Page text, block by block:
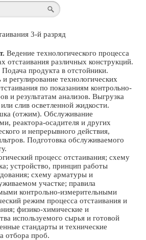
3-й разряд
Ведение технологического процесса
отстаивания различных конструкций.
продукта в отстойники.
регулирование технологических
по показаниям контрольно-
и результатам анализов. Выгрузка
слив осветленной жидкости.
(отжим). Обслуживание
реактора-осадителя и других
и непрерывного действия,
Подготовка обслуживаемого
процесс отстаивания; схему
устройство, принцип работы
схему арматуры и
участке; правила
контрольно-измерительными
режим процесса отстаивания и
физико-химические и
используемого сырья и готовой
стандарты и технические
отбора проб.